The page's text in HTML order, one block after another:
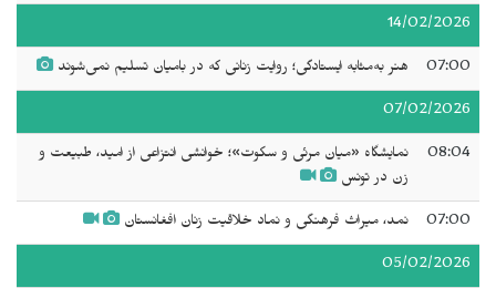
14/02/2026
07:00 هنر به‌مثابه ایستادگی؛ روایت زنانی که در بامیان تسلیم نمی‌شوند
07/02/2026
08:04
نمایشگاه «میان مرئی و سکوت»؛ خوانشی انتزاعی از امید، طبیعت و
زن در تونس
07:00 نمد، میراث فرهنگی و نماد خلاقیت زنان افغانستان
05/02/2026